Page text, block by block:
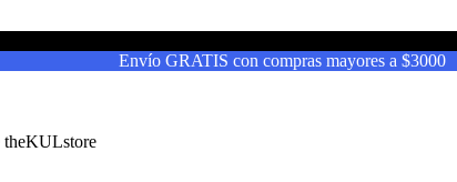
Envío GRATIS con compras mayores a $3000